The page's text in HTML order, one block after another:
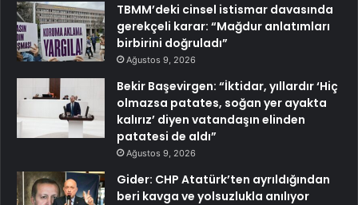
TBMM’deki cinsel istismar davasında
gerekçeli karar: “Mağdur anlatımları
birbirini doğruladı”
Ağustos 9, 2026
Bekir Başevirgen: “İktidar, yıllardır ‘Hiç
olmazsa patates, soğan yer ayakta
kalırız’ diyen vatandaşın elinden
patatesi de aldı”
Ağustos 9, 2026
Gider: CHP Atatürk’ten ayrıldığından
beri kavga ve yolsuzlukla anılıyor